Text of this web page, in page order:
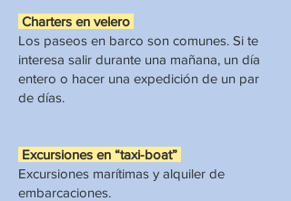
Charters en velero
Los paseos en barco son comunes. Si te
interesa salir durante una mañana, un día
entero o hacer una expedición de un par
de días.
Excursiones en “taxi-boat”
Excursiones marítimas y alquiler de
embarcaciones.